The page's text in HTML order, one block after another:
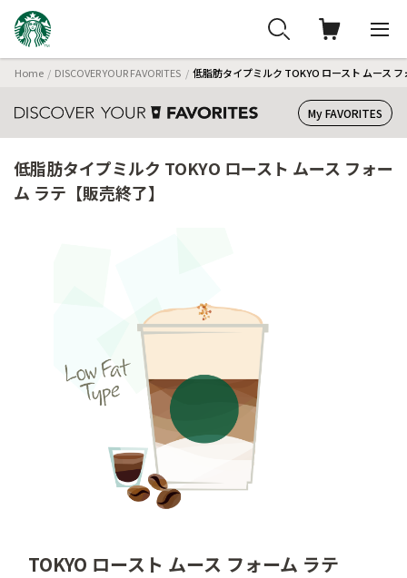
Home DISCOVER YOUR FAVORITES 低脂肪タイプミルク TOKYO ロースト ムース
My FAVORITES
低脂肪タイプミルク TOKYO ロースト ムース フォー
ム ラテ【販売終了】
TOKYO ロースト ムース フォーム ラテ